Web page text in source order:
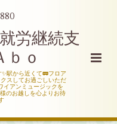
労継続支
ｏ
駅から近くて🚃フロア
スしてお過ごしいただ
イアンミュージックを
のお越しを心よりお待